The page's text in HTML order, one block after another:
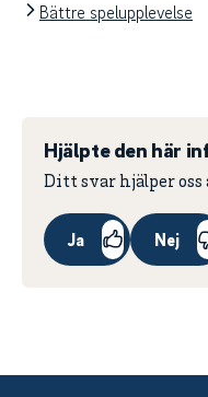
Bättre spelupplevelse
Hjälpte den här
Ditt svar hjälper
Ja Nej